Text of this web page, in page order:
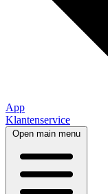
App
Klantenservice
Open main menu